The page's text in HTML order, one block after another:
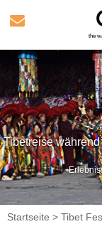
the
Tibetreise
Startseite > Tibet